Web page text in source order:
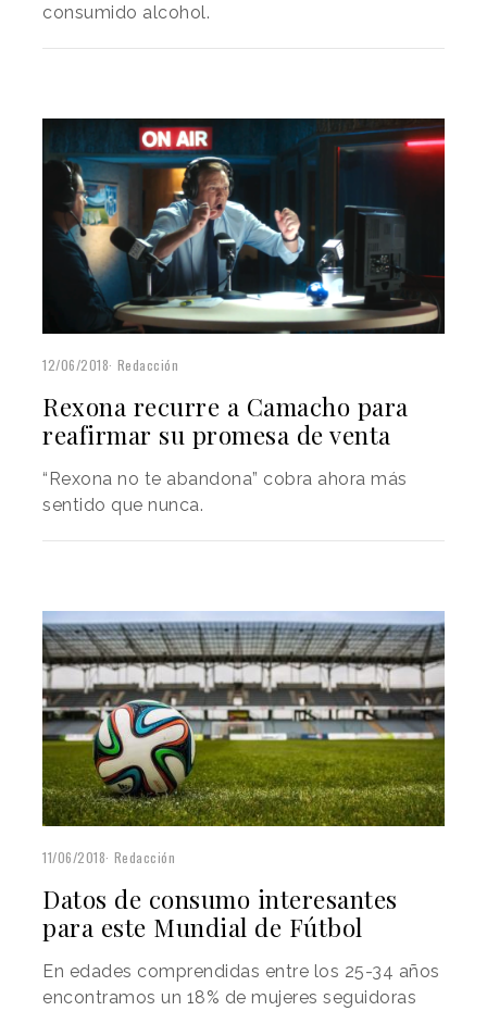
consumido alcohol.
12/06/2018 Redacción
Rexona recurre a Camacho para
reafirmar su promesa de venta
“Rexona no te abandona” cobra ahora más
sentido que nunca.
11/06/2018 Redacción
Datos de consumo interesantes
para este Mundial de Fútbol
En edades comprendidas entre los 25-34 años
encontramos un 18% de mujeres seguidoras